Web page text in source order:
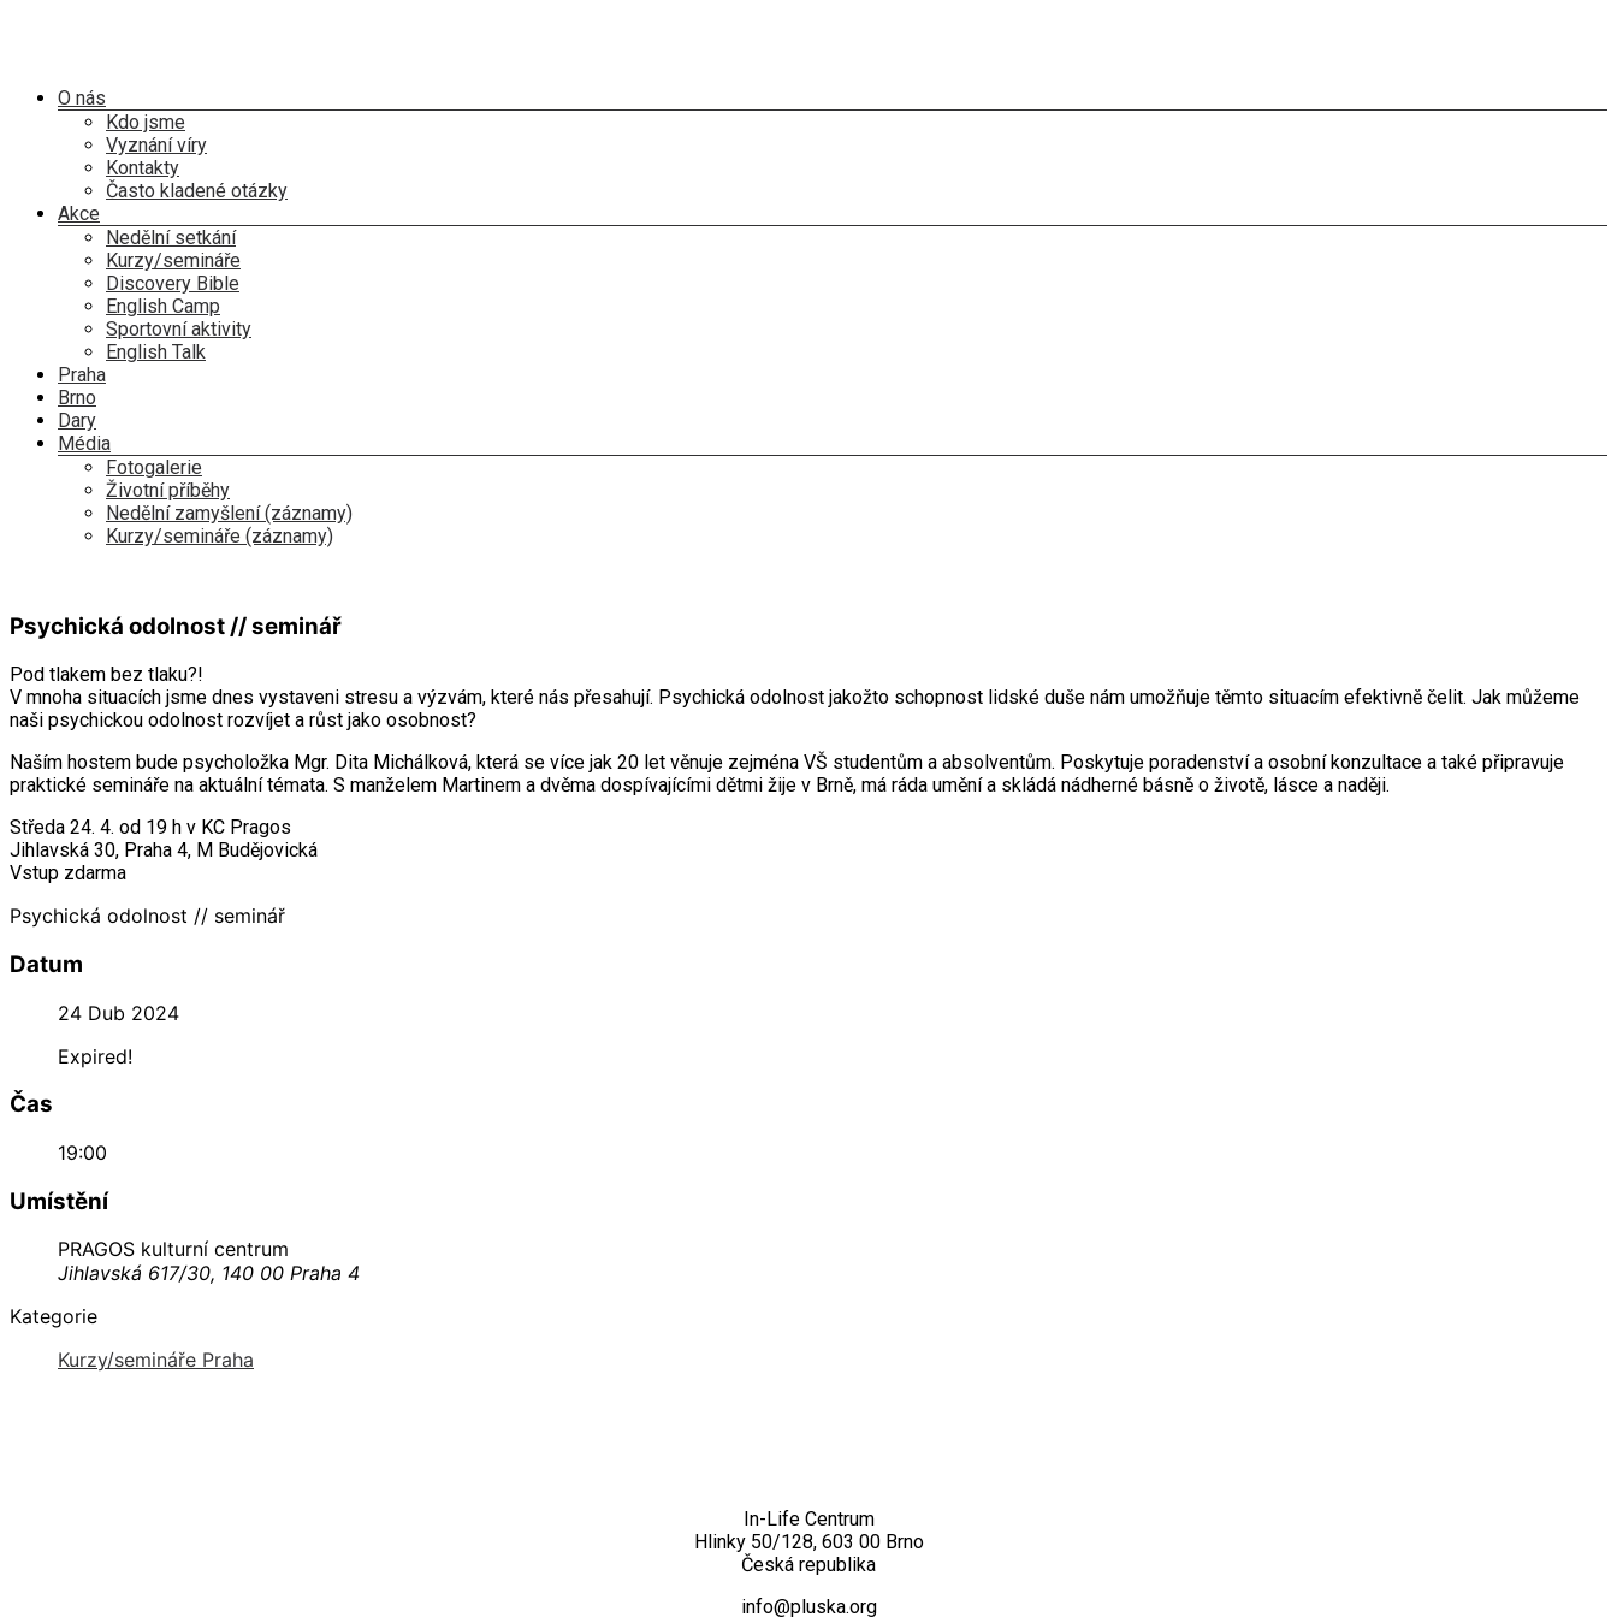
Menu O nás
Kdo jsme
Vyznání víry
Kontakty
Často kladené otázky
Akce
Nedělní setkání
Kurzy/semináře
Discovery Bible
English Camp
Sportovní aktivity
English Talk
Praha
Brno
Dary
Média
Fotogalerie
Životní příběhy
Nedělní zamyšlení (záznamy)
Kurzy/semináře (záznamy)
Psychická odolnost // seminář
Pod tlakem bez tlaku?!
V mnoha situacích jsme dnes vystaveni stresu a výzvám, které nás přesahují. Psychická odolnost jakožto schopnost lidské duše nám umožňuje těmto situacím efektivně čelit. Jak můžeme
naši psychickou odolnost rozvíjet a růst jako osobnost?
Naším hostem bude psycholožka Mgr. Dita Michálková, která se více jak 20 let věnuje zejména VŠ studentům a absolventům. Poskytuje poradenství a osobní konzultace a také připravuje
praktické semináře na aktuální témata. S manželem Martinem a dvěma dospívajícími dětmi žije v Brně, má ráda umění a skládá nádherné básně o životě, lásce a naději.
Středa 24. 4. od 19 h v KC Pragos
Jihlavská 30, Praha 4, M Budějovická
Vstup zdarma
Psychická odolnost // seminář
Datum
24 Dub 2024
Expired!
Čas
19:00
Umístění
PRAGOS kulturní centrum
Jihlavská 617/30, 140 00 Praha 4
Kategorie
Kurzy/semináře Praha
In-Life Centrum
Hlinky 50/128, 603 00 Brno
Česká republika
info@pluska.org